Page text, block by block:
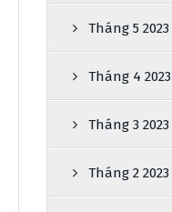
Tháng 5 2023
Tháng 4 2023
Tháng 3 2023
Tháng 2 2023